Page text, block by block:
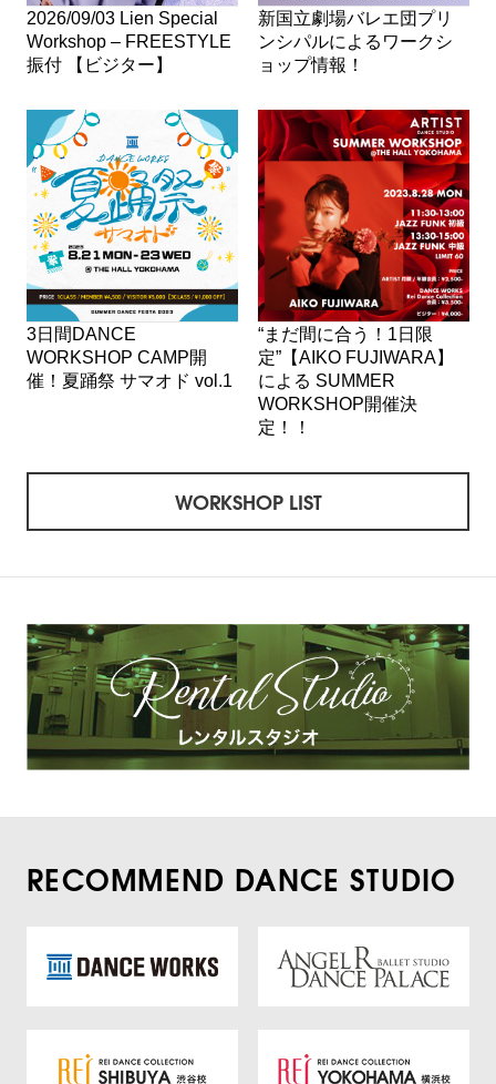
2026/09/03 Lien Special
Workshop – FREESTYLE
振付 【ビジター】
新国立劇場バレエ団プリ
ンシパルによるワークシ
ョップ情報！
3日間DANCE
WORKSHOP CAMP開
催！夏踊祭 サマオド vol.1
“まだ間に合う！1日限
定”【AIKO FUJIWARA】
による SUMMER
WORKSHOP開催決
定！！
WORKSHOP LIST
RECOMMEND DANCE STUDIO